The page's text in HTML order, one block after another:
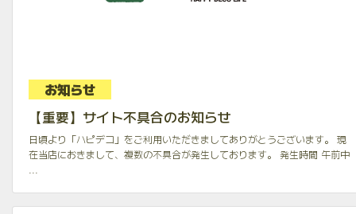
お知らせ
【重要】サイト不具合のお知らせ
日頃より「ハピデコ」をご利用いただきましてありがとうございます。 現
在当店におきまして、複数の不具合が発生しております。 発生時間 午前中